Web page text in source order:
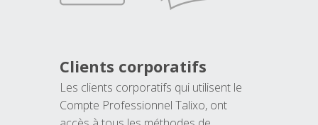
Clients corporatifs
Les clients corporatifs qui utilisent le
Compte Professionnel Talixo, ont